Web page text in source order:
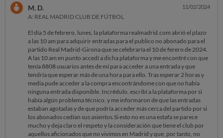
M. D.
A: REAL MADRID CLUB DE FÚTBOL
11/02/2024
El día 5 de febrero, lunes, la plataforma realmadrid.com abrió el plazo
a las 10 am para adquirir entradas para el publico no abonado para el
partido Real Madrid-Girona que se celebraría el 10 de ferero de 2024.
A las 10 am en punto accedí a dicha plataforma y me encontré con que
tenía 8808 usuarios antes de mí para acceder a una entrada y que
tendría que esperar más de una hora para ello. Tras esperar 2 horas y
media pude acceder a la compra encontrándome con que no había
ninguna entrada disponible. Incrédulo, escribí a la plataforma por si
había algún problema técnico, y me informaron de que las entradas
estaban agotadas y de que podría acceder más cerca del partido por si
los abonados cedían sus asientos.Si esto no es una estafa se parece
mucho y deja claro el respeto y la consideración que tiene el club por
aquellos aficionados que no vivimos en Madrid y que, por tanto, no